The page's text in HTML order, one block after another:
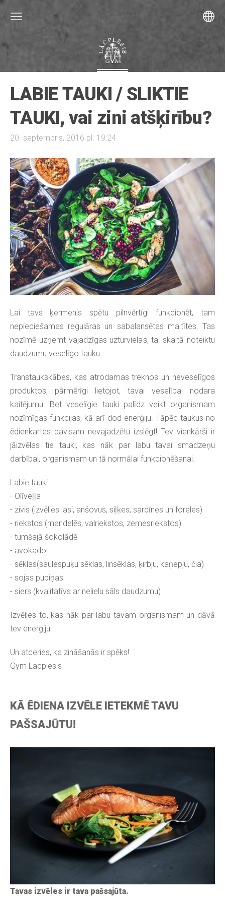
LABIE TAUKI / SLIKTIE
TAUKI, vai zini atšķirību?
20. septembris, 2016 pl. 19:24
Lai tavs ķermenis spētu pilnvērtīgi funkcionēt, tam
nepieciešamas regulāras un sabalansētas maltītes. Tas
nozīmē uzņemt vajadzīgas uzturvielas, tai skaitā noteiktu
daudzumu veselīgo tauku.
Transtaukskābes, kas atrodamas treknos un neveselīgos
produktos, pārmērīgi lietojot, tavai veselībai nodara
kaitējumu. Bet veselīgie tauki palīdz veikt organismam
nozīmīgas funkcijas, kā arī dod enerģiju. Tāpēc taukus no
ēdienkartes pavisam nevajadzētu izslēgt! Tev vienkārši ir
jāizvēlas tie tauki, kas nāk par labu tavai smadzeņu
darbībai, organismam un tā normālai funkcionēšanai.
Labie tauki:
- Olīveļļa
- zivis (izvēlies lasi, anšovus, siļķes, sardīnes un foreles)
- riekstos (mandelēs, valriekstos, zemesriekstos)
- tumšajā šokolādē
- avokado
- sēklas(saulespuķu sēklas, linsēklas, ķirbju, kaņepju, čia)
- sojas pupiņas
- siers (kvalitatīvs ar nelielu sāls daudzumu)
Izvēlies to, kas nāk par labu tavam organismam un dāvā
tev enerģiju!
Un atceries, ka zināšanās ir spēks!
Gym Lacplesis
KĀ ĒDIENA IZVĒLE IETEKMĒ TAVU
PAŠSAJŪTU!
Tavas izvēles ir tava pašsajūta.